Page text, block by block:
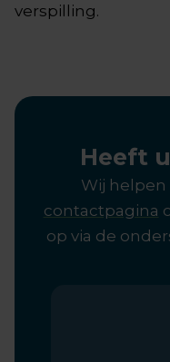
verspilling.
Heeft
Wij helpen
contactpagina
op via de